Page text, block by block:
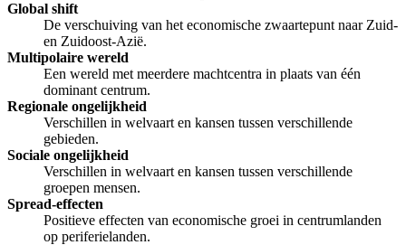
Global shift
De verschuiving van het economische zwaartepunt naar Zuid-
en Zuidoost-Azië.
Multipolaire wereld
Een wereld met meerdere machtcentra in plaats van één
dominant centrum.
Regionale ongelijkheid
Verschillen in welvaart en kansen tussen verschillende
gebieden.
Sociale ongelijkheid
Verschillen in welvaart en kansen tussen verschillende
groepen mensen.
Spread-effecten
Positieve effecten van economische groei in centrumlanden
op periferielanden.